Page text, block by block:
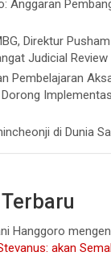
Anggaran
Direktur
Judicial Review
Pembelajaran
Dorong
di Dunia
Hanggoro
akan